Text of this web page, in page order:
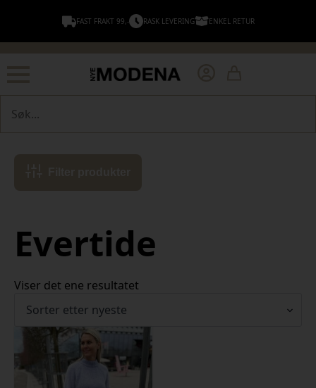
FAST FRAKT 99,- RASK LEVERING ENKEL RETUR
Evertide
Viser det ene resultatet